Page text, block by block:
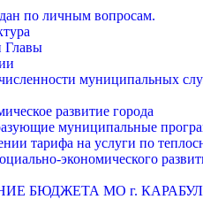
по личным вопросам.
Главы
муниципальных
развитие города
муниципальные
тарифа на услуги по
экономического
БЮДЖЕТА МО г.